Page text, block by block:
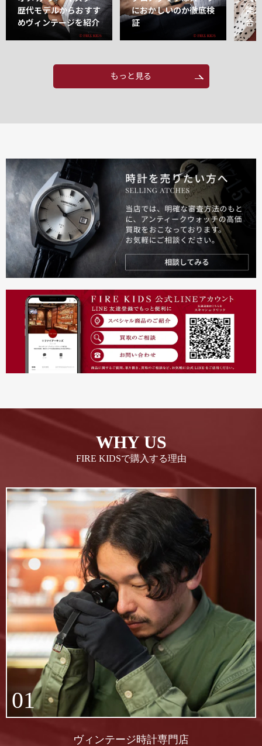
歴代モデルからおすす
めヴィンテージを紹介
におかしいのか徹底検
証
能
合
もっと見る
WHY US
FIRE KIDSで購入する理由
01
ヴィンテージ時計専門店